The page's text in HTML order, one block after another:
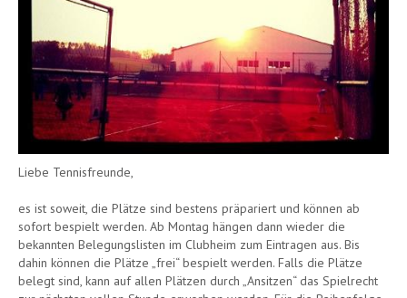
Liebe Tennisfreunde,
es ist soweit, die Plätze sind bestens präpariert und können ab
sofort bespielt werden. Ab Montag hängen dann wieder die
bekannten Belegungslisten im Clubheim zum Eintragen aus. Bis
dahin können die Plätze „frei“ bespielt werden. Falls die Plätze
belegt sind, kann auf allen Plätzen durch „Ansitzen“ das Spielrecht